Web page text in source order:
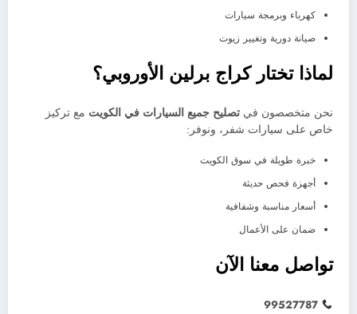
كهرباء وبرمجة سيارات
صيانة دورية وتغيير زيوت
لماذا تختار كراج برلين الأوروبي؟
نحن متخصصون في تصليح جميع السيارات في الكويت مع تركيز
خاص على سيارات شفر، ونوفر:
خبرة طويلة في سوق الكويت
أجهزة فحص حديثة
أسعار مناسبة وشفافية
ضمان على الأعمال
تواصل معنا الآن
99527787